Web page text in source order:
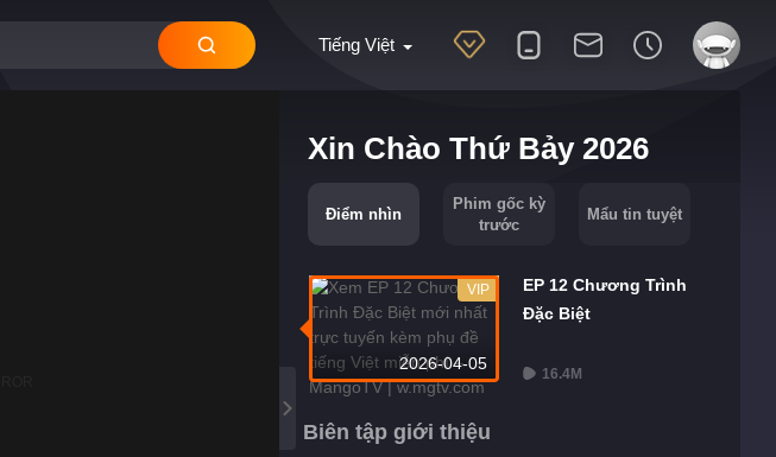
Tiếng Việt
Xin Chào Thứ Bảy 2026
Điểm nhìn
Phim gốc kỳ
trước
Mẩu tin tuyệt
2026-04-05
VIP
EP 12 Chương Trình
Đặc Biệt
16.4M
Biên tập giới thiệu